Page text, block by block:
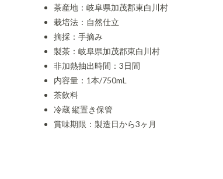
茶産地：岐阜県加茂郡東白川村
栽培法：自然仕立
摘採：手摘み
製茶：岐阜県加茂郡東白川村
非加熱抽出時間：3日間
内容量：1本/750mL
茶飲料
冷蔵 縦置き保管
賞味期限：製造日から3ヶ月